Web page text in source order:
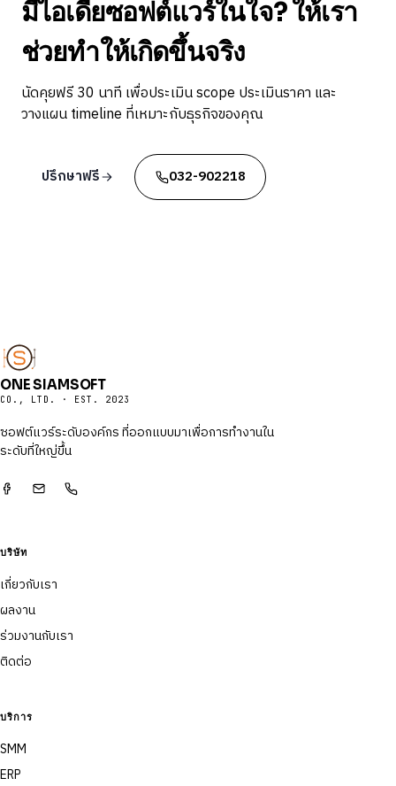
มีไอเดียซอฟต์แวร์ในใจ? ให้เรา
ช่วยทำให้เกิดขึ้นจริง
นัดคุยฟรี 30 นาที เพื่อประเมิน scope ประเมินราคา และ
วางแผน timeline ที่เหมาะกับธุรกิจของคุณ
ปรึกษาฟรี 032-902218
ONE SIAMSOFT
CO., LTD. · EST. 2023
ซอฟต์แวร์ระดับองค์กร ที่ออกแบบมาเพื่อการทำงานใน
ระดับที่ใหญ่ขึ้น
บริษัท
เกี่ยวกับเรา
ผลงาน
ร่วมงานกับเรา
ติดต่อ
บริการ
SMM
ERP